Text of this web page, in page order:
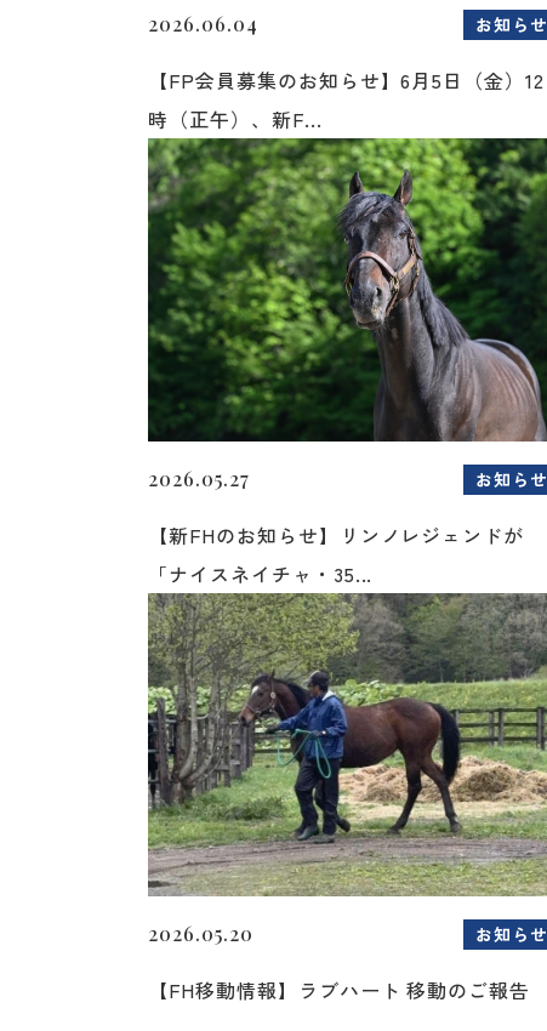
2026.06.04 お知らせ
【FP会員募集のお知らせ】6月5日（金）12
時（正午）、新F...
2026.05.27 お知らせ
【新FHのお知らせ】リンノレジェンドが
「ナイスネイチャ・35...
2026.05.20 お知らせ
【FH移動情報】ラブハート 移動のご報告